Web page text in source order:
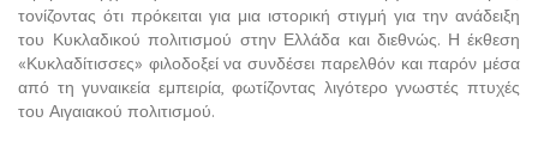
τονίζοντας ότι πρόκειται για μια ιστορική στιγμή για την ανάδειξη
του Κυκλαδικού πολιτισμού στην Ελλάδα και διεθνώς. Η έκθεση
«Κυκλαδίτισσες» φιλοδοξεί να συνδέσει παρελθόν και παρόν μέσα
από τη γυναικεία εμπειρία, φωτίζοντας λιγότερο γνωστές πτυχές
του Αιγαιακού πολιτισμού.